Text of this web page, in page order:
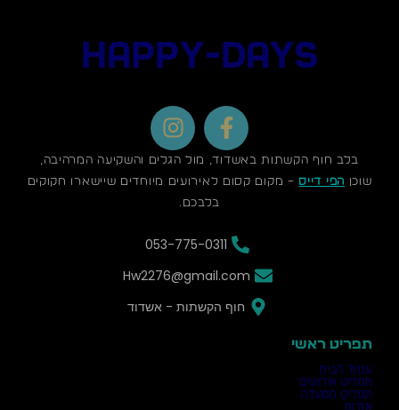
HAPPY-DAYS
F
a
c
e
b
o
k
f
I
n
s
t
r
a
בלב חוף הקשתות באשדוד, מול הגלים והשקיעה המרהיבה,
שוכן הפי דייס– מקום קסום לאירועים מיוחדים שיישארו חקוקים
בלבכם.
053-775-0311
Hw2276@gmail.com
חוף הקשתות - אשדוד
תפריט ראשי
עמוד הבית
תפריט אירועים
תפריט מסעדה
אודות